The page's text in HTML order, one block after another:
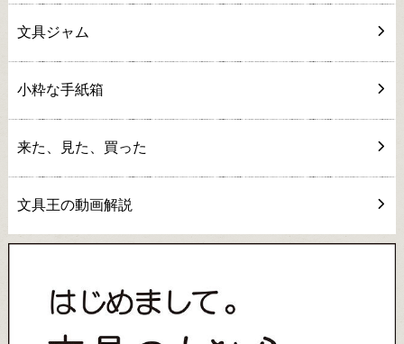
文具ジャム
小粋な手紙箱
来た、見た、買った
文具王の動画解説